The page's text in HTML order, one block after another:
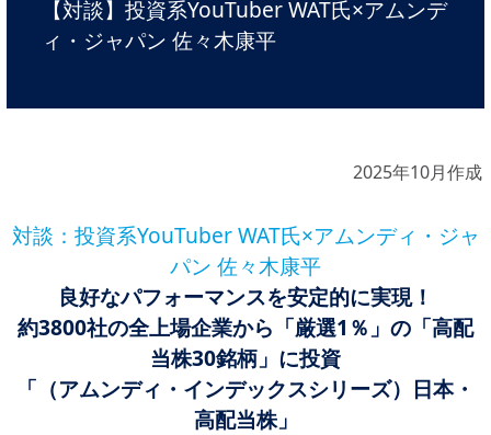
【対談】投資系YouTuber WAT氏×アムンデ
ィ・ジャパン 佐々木康平
2025年10月作成
対談：投資系YouTuber WAT氏×アムンディ・ジャ
パン 佐々木康平
良好なパフォーマンスを安定的に実現！
約3800社の全上場企業から「厳選1％」の「高配
当株30銘柄」に投資
「（アムンディ・インデックスシリーズ）日本・
高配当株」